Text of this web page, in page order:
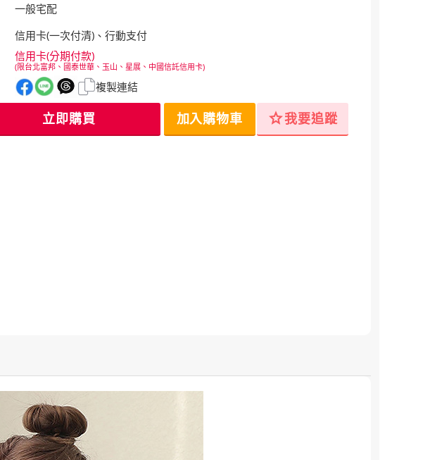
一般宅配
信用卡(一次付清)、行動支付
信用卡(分期付款)
(限台北富邦、國泰世華、玉山、星展、中國信託信用卡)
複製連結
立即購買 加入購物車 star我要追蹤